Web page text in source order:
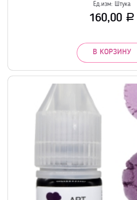
Ед.изм: Штука
160,00 Р
В КОРЗИНУ